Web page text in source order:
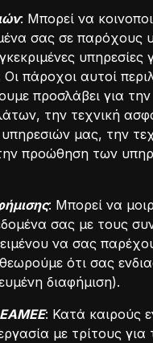
: Μπορεί να
σας σε παρόχους
υπηρεσίες
πάροχοι αυτοί
προσλάβει για την
την τεχνική
μας, την
προώθηση των
: Μπορεί να
σας με τους
να σας
ότι σας
διαφήμιση).
: Κατά καιρούς
με τρίτους